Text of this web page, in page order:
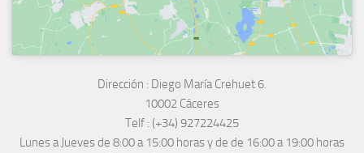
Dirección : Diego María Crehuet 6.
10002 Cáceres
Telf : (+34) 927224425
Lunes a Jueves de 8:00 a 15:00 horas y de de 16:00 a 19:00 horas